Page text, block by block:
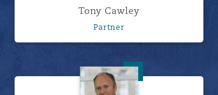
Tony Cawley
Partner
Andrew Constable